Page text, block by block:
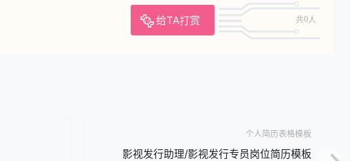
给TA打赏 共0人
个人简历表格模板
影视发行助理/影视发行专员岗位简历模板